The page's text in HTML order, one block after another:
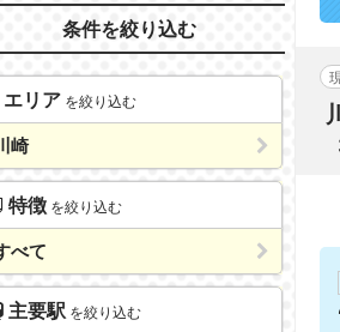
条件を絞り込む
エリア を絞り込む
崎
特徴 を絞り込む
べて
主要駅 を絞り込む